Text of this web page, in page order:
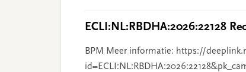
ECLI:NL:RBDHA:2026:22128
BPM Meer informatie: https://